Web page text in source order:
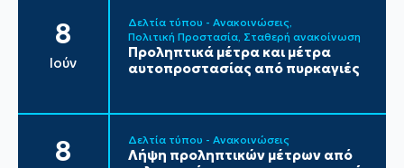
8
Ιούν
Δελτία τύπου - Ανακοινώσεις
Πολιτική Προστασία Σταθερή ανακοίνωση
Προληπτικά μέτρα και μέτρα
αυτοπροστασίας από πυρκαγιές
8 Δελτία τύπου - Ανακοινώσεις
Λήψη προληπτικών μέτρων από